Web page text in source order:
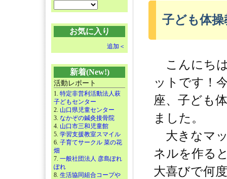
お気に入り
追加＜
新着(New!)
活動レポート
1. 特定非営利活動法人萩
子どもセンター
2. 山口県児童センター
3. なかぞの鍼灸接骨院
4. 山口市三和児童館
5. 学習支援教室スマイル
6. 子育てサークル 菜の花
畑
7. 一般社団法人 彦島ぽれ
ぽれ
8. 生活協同組合コープや
子ども体操
こんにち
ットです！
座、子ども
ました。
大きなマ
ネルを作る
大喜びで何